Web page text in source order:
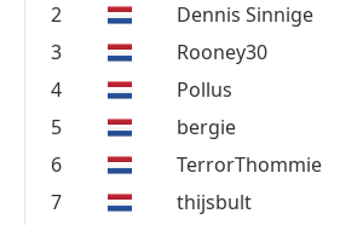
2
Dennis Sinnige
3
Rooney30
4
Pollus
5
bergie
6
TerrorThommie
7
thijsbult